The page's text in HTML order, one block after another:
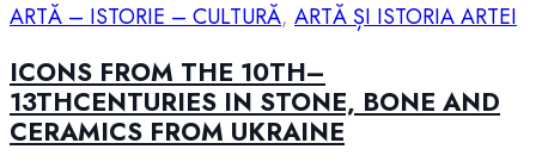
ARTĂ – ISTORIE – CULTURĂ, ARTĂ ȘI ISTORIA ARTEI
ICONS FROM THE 10TH–
13THCENTURIES IN STONE, BONE AND
CERAMICS FROM UKRAINE